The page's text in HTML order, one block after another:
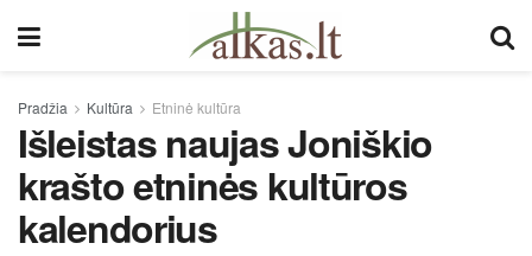
Pradžia Kultūra Etninė kultūra
Išleistas naujas Joniškio
krašto etninės kultūros
kalendorius